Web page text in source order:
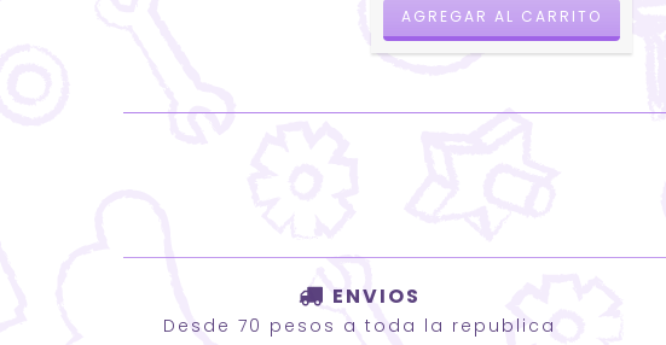
ENVIOS
Desde 70 pesos a toda la republica